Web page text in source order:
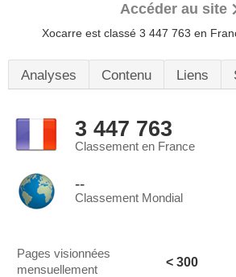
Accéder au site
Xocarre est classé 3 447 763 en
Analyses Contenu Liens
3 447 763
Classement en France
--
Classement Mondial
Pages visionnées
mensuellement
< 300